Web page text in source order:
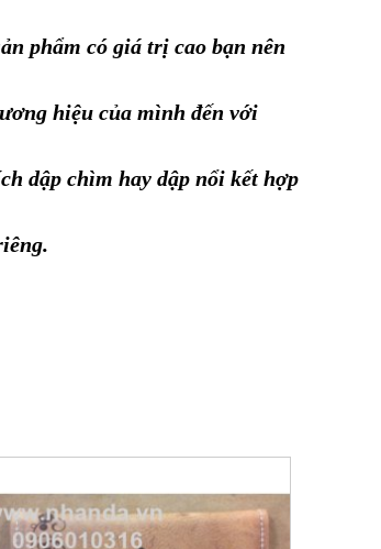
phẩm có giá trị cao bạn nên
hiệu của mình đến với
dập chìm hay dập nổi kết hợp